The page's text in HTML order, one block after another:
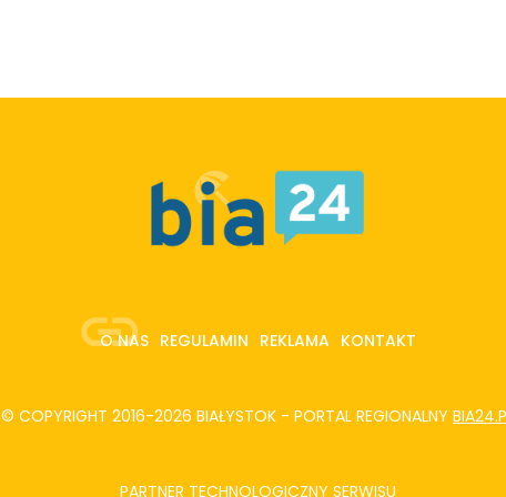
O NAS REGULAMIN REKLAMA KONTAKT
© COPYRIGHT 2016-2026 BIAŁYSTOK - PORTAL REGIONALNY
PARTNER TECHNOLOGICZNY SERWISU